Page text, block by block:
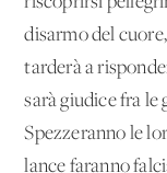
disarmo del
tarderà a
sarà giudice fra
Spezzeranno le
lance faranno